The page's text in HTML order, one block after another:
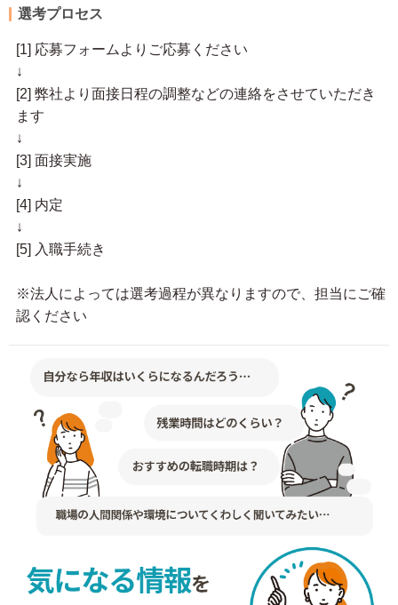
選考プロセス
[1] 応募フォームよりご応募ください
↓
[2] 弊社より面接日程の調整などの連絡をさせていただき
ます
↓
[3] 面接実施
↓
[4] 内定
↓
[5] 入職手続き
※法人によっては選考過程が異なりますので、担当にご確
認ください